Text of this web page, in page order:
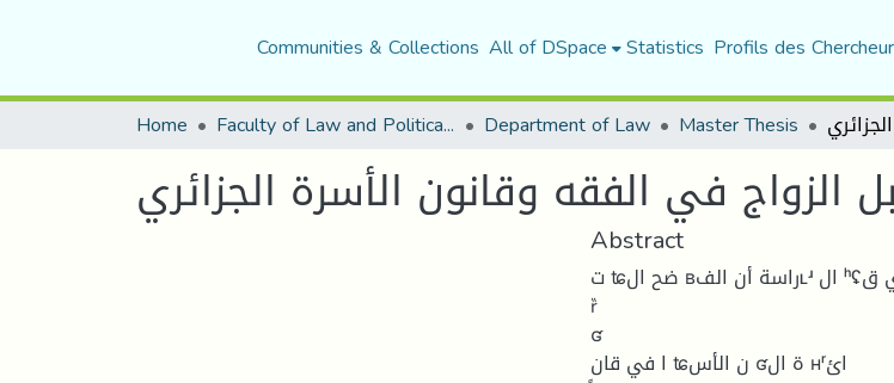
Communities & Collections All of DSpace Statistics Profils des
Home Faculty of Law and Political Science Department of Law Master Thesis
في الفقه وقانون الأسرة الجزائري
Abstract
ت ʨضح ال ʙراسة أن الفʟʴ ال ʰʢي ق ʰل ال ʜواج ǽعʛʰʱ واج
ȑ
ʛ
ا في قان ʨن الأس ʛة ال ʜʳائ